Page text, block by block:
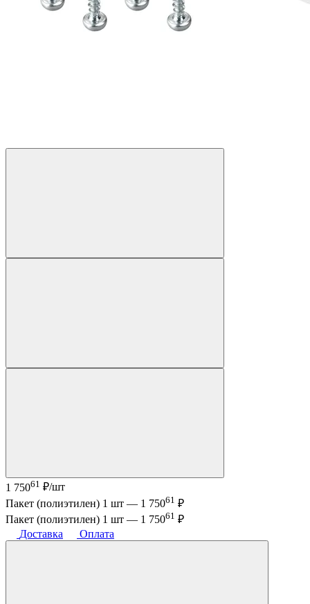
1 75061 ₽/шт
Пакет (полиэтилен) 1 шт — 1 75061 ₽
Пакет (полиэтилен) 1 шт — 1 75061 ₽
Доставка
Оплата